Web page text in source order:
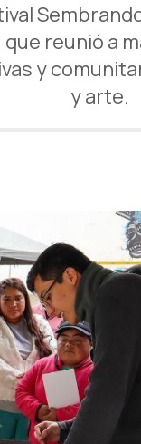
que reunió
y
y arte.